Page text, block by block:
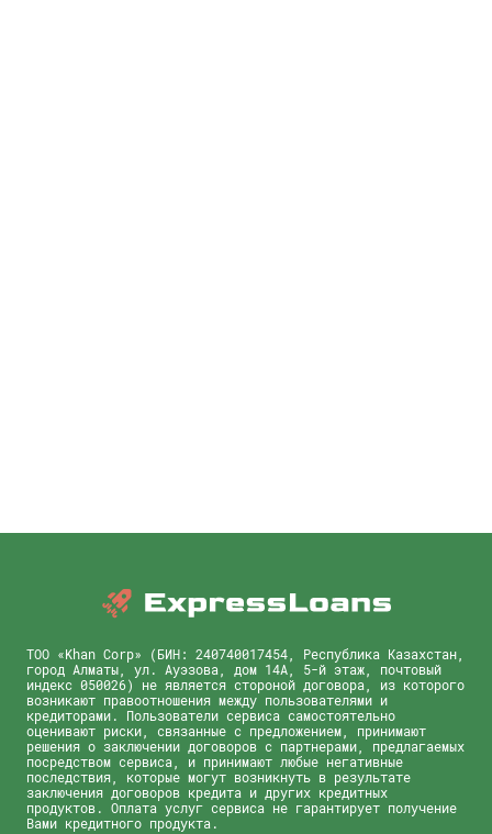
ТОО «Khan Corp» (БИН: 240740017454, Республика Казахстан,
город Алматы, ул. Ауэзова, дом 14А, 5-й этаж, почтовый
индекс 050026) не является стороной договора, из которого
возникают правоотношения между пользователями и
кредиторами. Пользователи сервиса самостоятельно
оценивают риски, связанные с предложением, принимают
решения о заключении договоров с партнерами, предлагаемых
посредством сервиса, и принимают любые негативные
последствия, которые могут возникнуть в результате
заключения договоров кредита и других кредитных
продуктов. Оплата услуг сервиса не гарантирует получение
Вами кредитного продукта.